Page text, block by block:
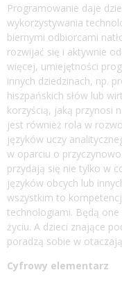
Programowanie daje
wykorzystywania
biernymi odbiorcami
rozwijać się i aktywnie
więcej, umiejętności
innych dziedzinach, np.
hiszpańskich słów lub
korzyścią, jaką przynosi
jest również rola w
języków uczy
w oparciu o
przydają się nie tylko w
języków obcych lub
wszystkim to
technologiami. Będą one
życiu. A dzieci znające
poradzą sobie w
Cyfrowy elementarz